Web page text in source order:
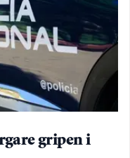
gripen i